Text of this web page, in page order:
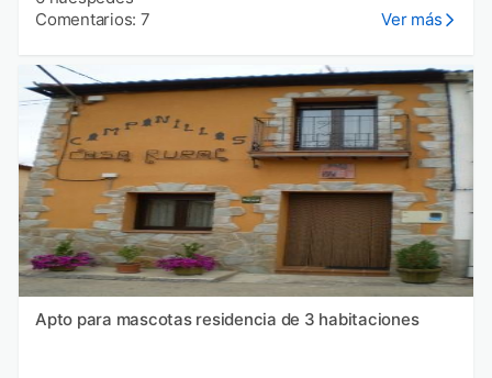
Comentarios: 7
Ver más
Apto para mascotas residencia de 3 habitaciones